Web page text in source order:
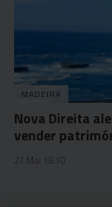
MADEIRA
Nova Direita
vender
27 Mai 18:10